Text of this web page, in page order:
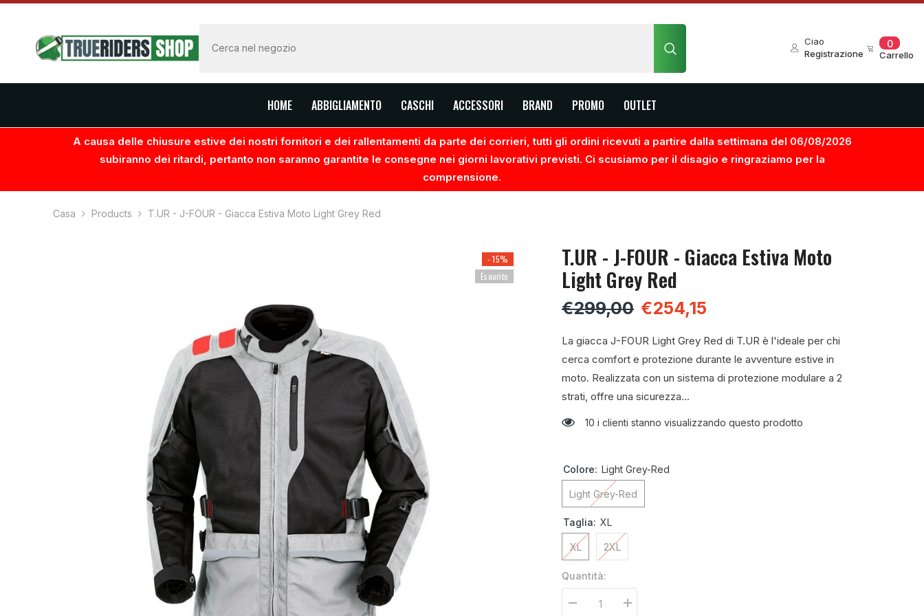
VAI AL CONTENUTO
00
Carrello
Ciao
Registrazione
HOME ABBIGLIAMENTO CASCHI ACCESSORI BRAND PROMO OUTLET
A causa delle chiusure estive dei nostri fornitori e dei rallentamenti da parte dei corrieri, tutti gli ordini ricevuti a partire dalla settimana del 06/08/2026
subiranno dei ritardi, pertanto non saranno garantite le consegne nei giorni lavorativi previsti. Ci scusiamo per il disagio e ringraziamo per la
comprensione.
Casa Products T.UR - J-FOUR - Giacca Estiva Moto Light Grey Red
- 15%
Esaurito
T.UR - J-FOUR - Giacca Estiva Moto
Light Grey Red
€299,00 €254,15
La giacca J-FOUR Light Grey Red di T.UR è l'ideale per chi
cerca comfort e protezione durante le avventure estive in
moto. Realizzata con un sistema di protezione modulare a 2
strati, offre una sicurezza...
10 i clienti stanno visualizzando questo prodotto
Colore: Light Grey-Red
Light Grey-Red
Taglia: XL
XL 2XL
Quantità:
Diminuire
Aumenta